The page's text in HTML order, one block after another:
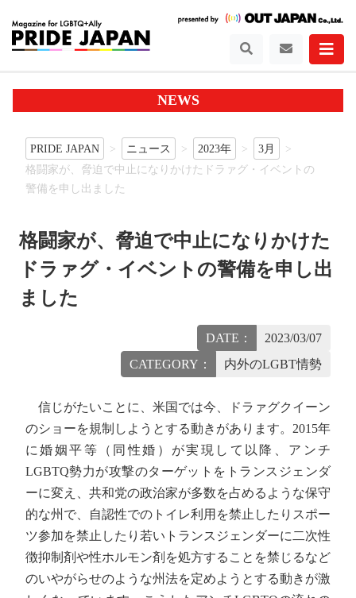
NEWS
PRIDE JAPAN ニュース 2023年
3月
格闘家が、脅迫で中止になりかけたドラァグ・イベントの
警備を申し出ました
格闘家が、脅迫で中止になりかけた
ドラァグ・イベントの警備を申し出
ました
DATE：
2023/03/07
CATEGORY：
内外のLGBT情勢
信じがたいことに、米国では今、ドラァグクイーン
のショーを規制しようとする動きがあります。2015年
に婚姻平等（同性婚）が実現して以降、アンチ
LGBTQ勢力が攻撃のターゲットをトランスジェンダ
ーに変え、共和党の政治家が多数を占めるような保守
的な州で、自認性でのトイレ利用を禁止したりスポー
ツ参加を禁止したり若いトランスジェンダーに二次性
徴抑制剤や性ホルモン剤を処方することを禁じるなど
のいやがらせのような州法を定めようとする動きが激